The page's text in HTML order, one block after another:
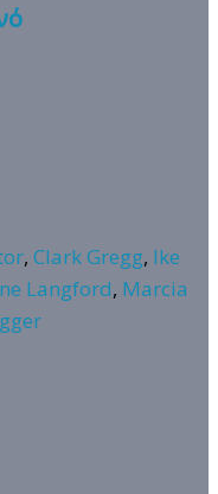
, Clark Gregg, Ike
Langford, Marcia